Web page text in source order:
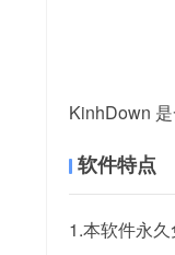
KinhDown
软件特点
1.本软件永